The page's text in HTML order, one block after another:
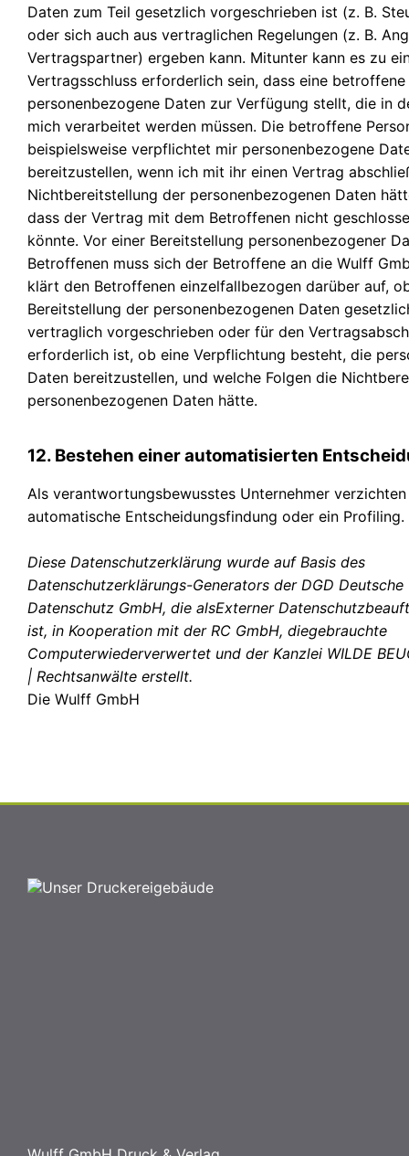
Daten zum Teil gesetzlich vorgeschrieben ist (z. B.
oder sich auch aus vertraglichen Regelungen (z. B.
Vertragspartner) ergeben kann. Mitunter kann es zu
Vertragsschluss erforderlich sein, dass eine betroffene
personenbezogene Daten zur Verfügung stellt, die in
mich verarbeitet werden müssen. Die betroffene
beispielsweise verpflichtet mir personenbezogene
bereitzustellen, wenn ich mit ihr einen Vertrag
Nichtbereitstellung der personenbezogenen Daten
dass der Vertrag mit dem Betroffenen nicht
könnte. Vor einer Bereitstellung personenbezogener
Betroffenen muss sich der Betroffene an die Wulff
klärt den Betroffenen einzelfallbezogen darüber auf,
Bereitstellung der personenbezogenen Daten
vertraglich vorgeschrieben oder für den
erforderlich ist, ob eine Verpflichtung besteht, die
Daten bereitzustellen, und welche Folgen die
personenbezogenen Daten hätte.
12. Bestehen einer automatisierten
Als verantwortungsbewusstes Unternehmer
automatische Entscheidungsfindung oder ein Profiling.
Diese Datenschutzerklärung wurde auf Basis des
Datenschutzerklärungs-Generators der DGD
Datenschutz GmbH, die alsExterner
ist, in Kooperation mit der RC GmbH, diegebrauchte
Computerwiederverwertet und der Kanzlei WILDE
| Rechtsanwälte erstellt.
Die Wulff GmbH